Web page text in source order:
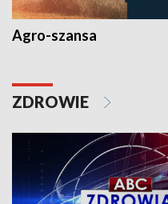
Agro-szansa
ZDROWIE